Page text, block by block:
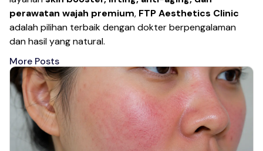
perawatan wajah premium, FTP Aesthetics Clinic
adalah pilihan terbaik dengan dokter berpengalaman
dan hasil yang natural.
More Posts